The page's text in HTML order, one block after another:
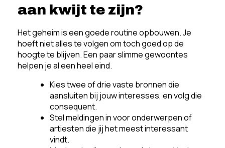
aan kwijt te zijn?
Het geheim is een goede routine opbouwen. Je
hoeft niet alles te volgen om toch goed op de
hoogte te blijven. Een paar slimme gewoontes
helpen je al een heel eind.
Kies twee of drie vaste bronnen die
aansluiten bij jouw interesses, en volg die
consequent.
Stel meldingen in voor onderwerpen of
artiesten die jij het meest interessant
vindt.